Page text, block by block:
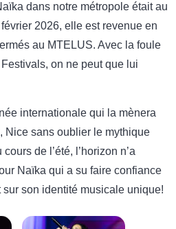
dans notre métropole était au
2026, elle est revenue en
au MTELUS. Avec la foule
on ne peut que lui
internationale qui la mènera
Nice sans oublier le mythique
de l’été, l’horizon n’a
Naïka qui a su faire confiance
son identité musicale unique!